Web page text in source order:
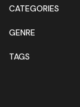
CATEGORIES
GENRE
TAGS